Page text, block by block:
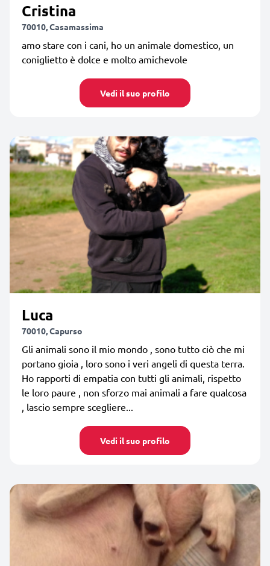
Cristina
70010, Casamassima
amo stare con i cani, ho un animale domestico, un
coniglietto è dolce e molto amichevole
Vedi il suo profilo
Luca
70010, Capurso
Gli animali sono il mio mondo , sono tutto ciò che mi
portano gioia , loro sono i veri angeli di questa terra.
Ho rapporti di empatia con tutti gli animali, rispetto
le loro paure , non sforzo mai animali a fare qualcosa
, lascio sempre scegliere...
Vedi il suo profilo